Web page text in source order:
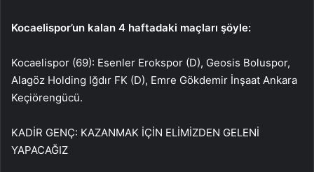
Kocaelispor’un kalan 4 haftadaki maçları şöyle:
Kocaelispor (69): Esenler Erokspor (D), Geosis Boluspor,
Alagöz Holding Iğdır FK (D), Emre Gökdemir İnşaat Ankara
Keçiörengücü.
KADİR GENÇ: KAZANMAK İÇİN ELİMİZDEN GELENİ
YAPACAĞIZ